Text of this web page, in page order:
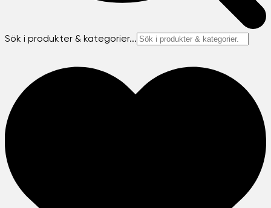
Sök i produkter & kategorier...